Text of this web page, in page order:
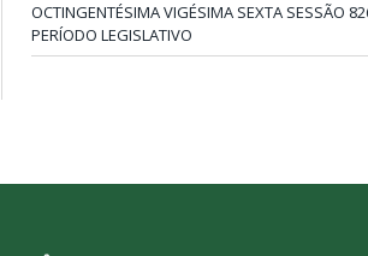
OCTINGENTÉSIMA VIGÉSIMA SEXTA SESSÃO
PERÍODO LEGISLATIVO